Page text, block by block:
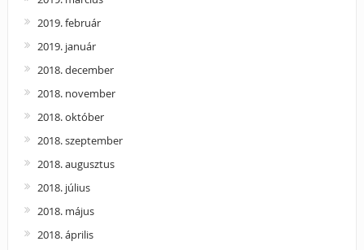
2019. február
2019. január
2018. december
2018. november
2018. október
2018. szeptember
2018. augusztus
2018. július
2018. május
2018. április